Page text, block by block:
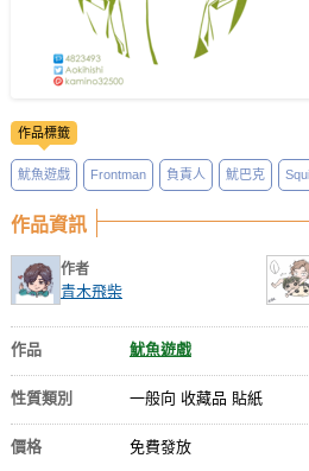
作品標籤
魷魚遊戲 Frontman 負責人 魷巴克
作品資訊
作者
青木飛柴
作品 魷魚遊戲
性質類別 一般向 收藏品 貼紙
價格 免費發放